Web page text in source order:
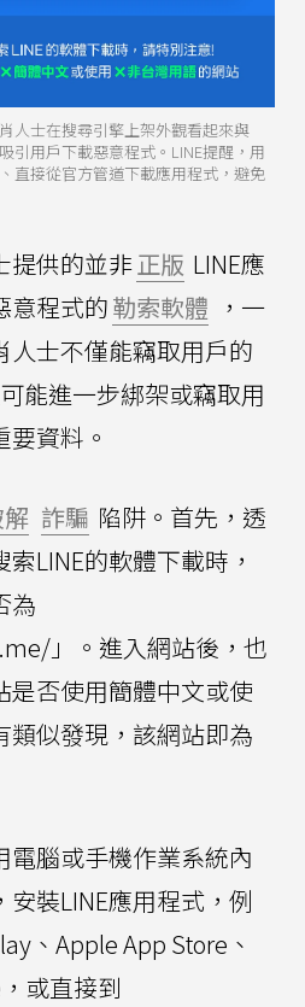
人士在搜尋引擎上架外觀看起來與
引用戶下載惡意程式。LINE提醒，用
直接從官方管道下載應用程式，避免
提供的並非正版 LINE應
意程式的勒索軟體 ，一
人士不僅能竊取用戶的
可能進一步綁架或竊取用
資料。
詐騙 陷阱。首先，透
LINE的軟體下載時，
為
」。進入網站後，也
是否使用簡體中文或使
類似發現，該網站即為
電腦或手機作業系統內
裝LINE應用程式，例
、Apple App Store、
或直接到